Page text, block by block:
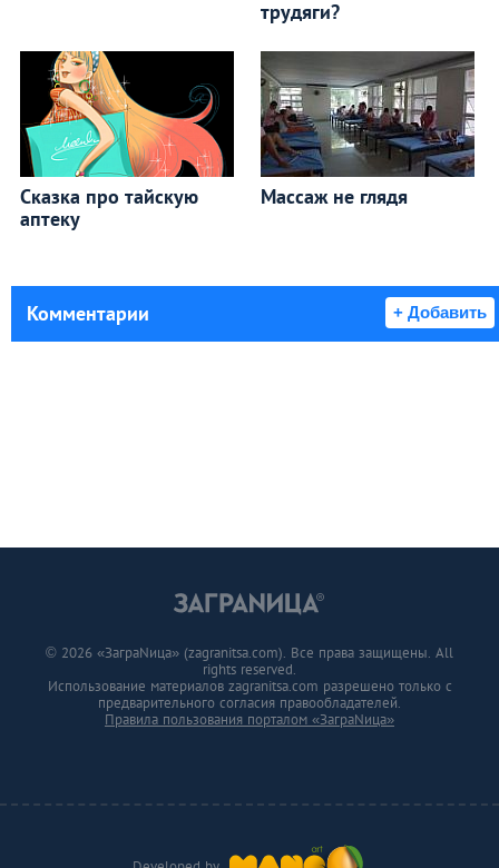
трудяги?
Сказка про тайскую
аптеку
Массаж не глядя
Комментарии + Добавить
© 2026 «ЗаграNица» (zagranitsa.com). Все права защищены. All
rights reserved.
Использование материалов zagranitsa.com разрешено только с
предварительного согласия правообладателей.
Правила пользования порталом «ЗаграNица»